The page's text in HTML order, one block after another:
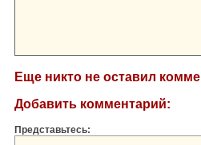
Еще никто не оставил
Добавить комментарий:
Представьтесь: